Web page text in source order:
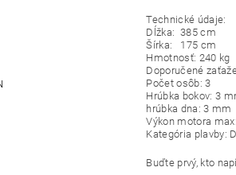
Technické údaje:
Dĺžka: 385 cm
Šírka: 175 cm
Hmotnosť: 240 kg
Doporučené
Počet osôb: 3
Hrúbka bokov: 3
hrúbka dna: 3 mm
Výkon motora
Kategória plavby: D
Buďte prvý, kto